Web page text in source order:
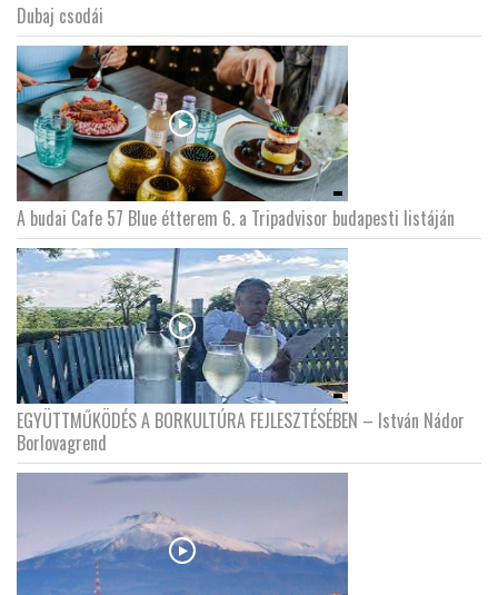
LATIMO.HU
GLOBOBOOK
Dubaj csodái
A budai Cafe 57 Blue étterem 6. a Tripadvisor budapesti listáján
EGYÜTTMŰKÖDÉS A BORKULTÚRA FEJLESZTÉSÉBEN – István Nádor
Borlovagrend